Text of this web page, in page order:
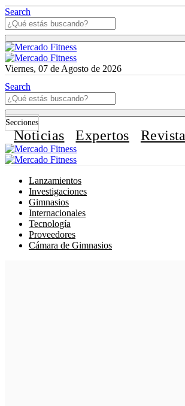
Search
Viernes, 07 de Agosto de 2026
Search
Secciones
Noticias Expertos Revista
Lanzamientos
Investigaciones
Gimnasios
Internacionales
Tecnología
Proveedores
Cámara de Gimnasios